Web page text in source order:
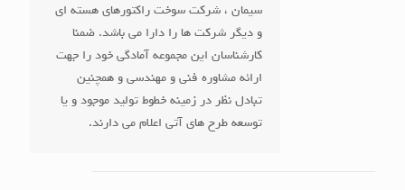
سیمان ، شرکت سوخت راکتورهای هسته ای
و دیگر شرکت ها را دارا می باشد. ضمنا
کارشناسان این مجموعه آمادگی خود را جهت
ارائه مشاوره فنی و مهندسی و همچنین
تبادل نظر در زمینه خطوط تولید موجود و یا
توسعه طرح های آتی اعلام می دارند.